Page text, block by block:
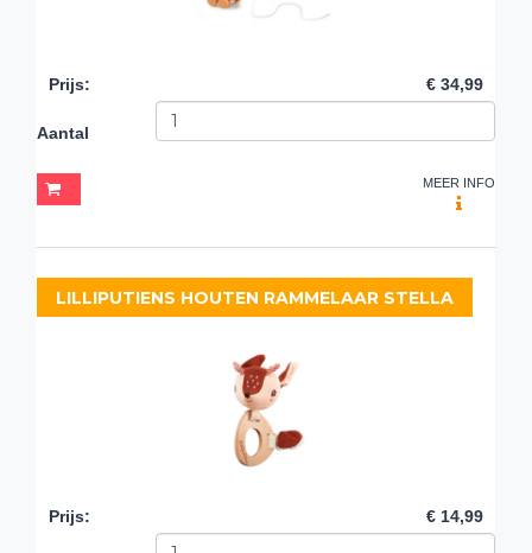
Prijs: € 34,99
Aantal
MEER INFO
LILLIPUTIENS HOUTEN RAMMELAAR STELLA
Prijs: € 14,99